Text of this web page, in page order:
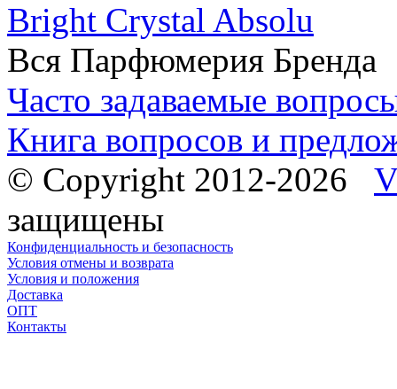
Bright Crystal Absolu
Вся Парфюмерия Бренда
Часто задаваемые
Книга вопросов и
© Copyright 2012-2026
защищены
Конфиденциальность и безопасность
Условия отмены и возврата
Условия и положения
Доставка
ОПТ
Контакты